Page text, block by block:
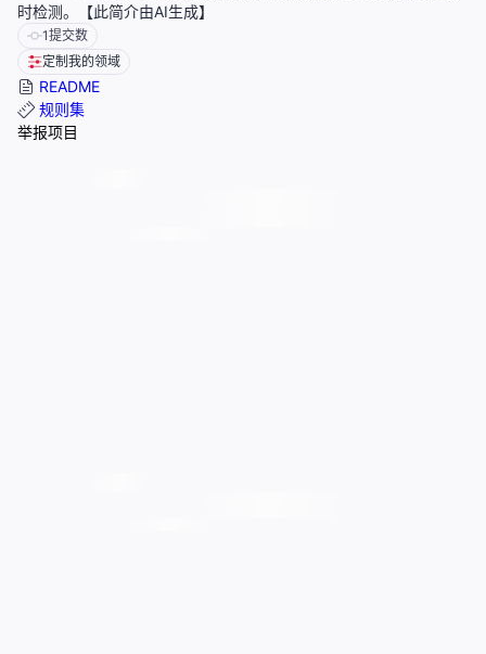
时检测。【此简介由AI生成】
1提交数
定制我的领域
README
规则集
举报项目